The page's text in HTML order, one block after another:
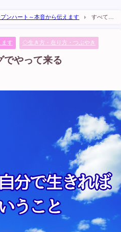
ンハート～本音から伝えます
すべて完
す ◇生き方・在り方・つぶやき
でやって来る